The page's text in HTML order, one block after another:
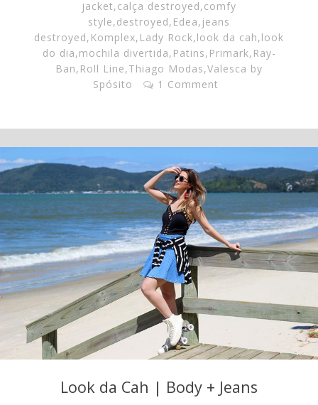
jacket,calça destroyed,comfy
style,destroyed, Edea, jeans
destroyed, Komplex, Lady Rock,look da cah,look
do dia,mochila divertida, Patins, Primark, Ray-
Ban, Roll Line,Thiago Modas,Valesca by
Spósito
1 Comment
Look da Cah | Body + Jeans